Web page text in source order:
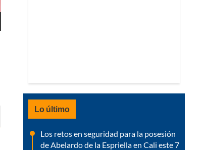
Lo último
Los retos en seguridad para la posesión
de Abelardo de la Espriella en Cali este 7